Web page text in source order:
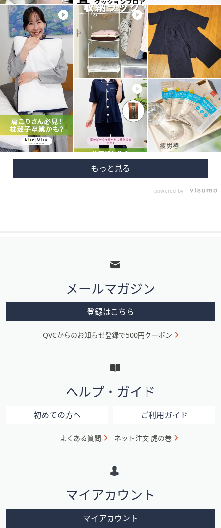
powered by
メ
ニ
ン
ン
メールマガジン
登録はこちら
QVCからのお知らせ登録で500円クーポン
ヘルプ・ガイド
初めての方へ ご利用ガイド
よくある質問 ネット注文 虎の巻
マイアカウント
マイアカウント